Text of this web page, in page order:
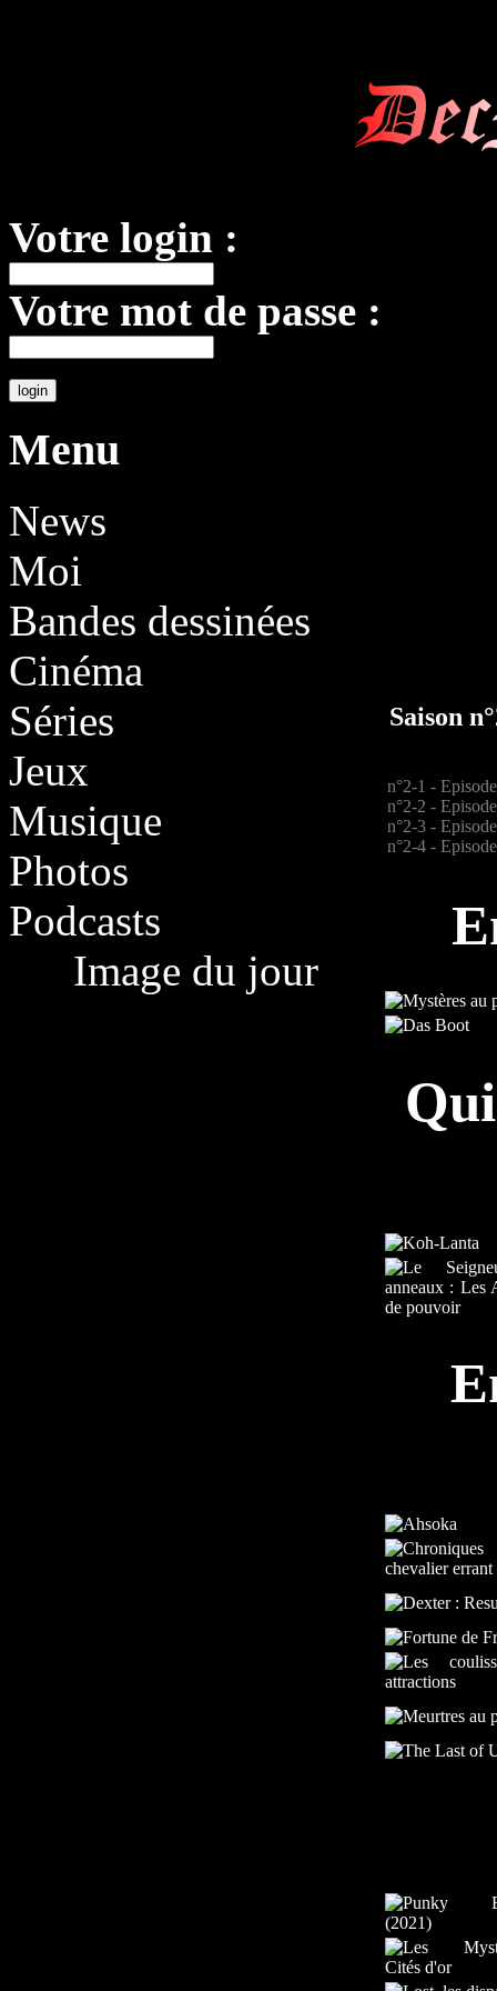
Votre login :
Votre mot de passe :
Menu
News
Moi
Bandes dessinées
Cinéma
Séries
Jeux
Musique
Photos
Podcasts
Image du jour
Saison
n°2-1 -
n°2-2 -
n°2-3 -
n°2-4 -